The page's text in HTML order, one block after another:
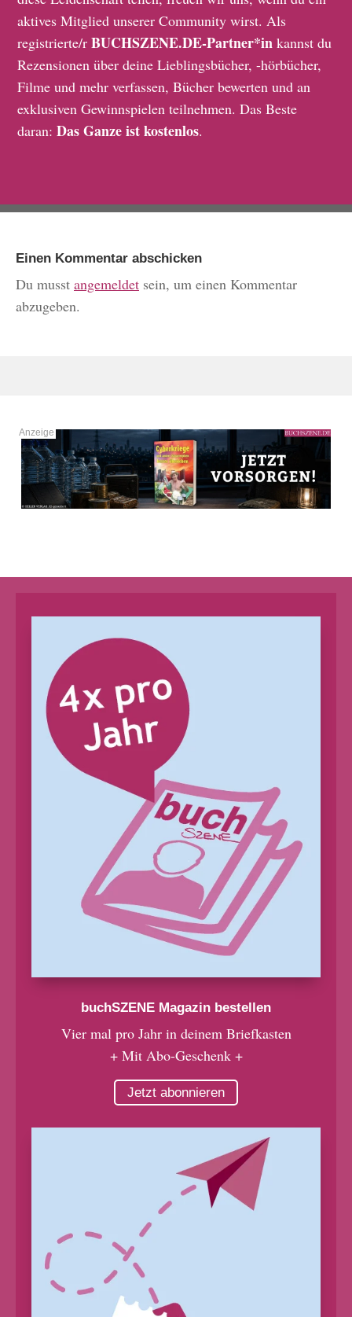
aktives Mitglied unserer Community wirst. Als
registrierte/rBUCHSZENE.DE-Partner*in kannst du
Rezensionen über deine Lieblingsbücher, -hörbücher,
Filme und mehr verfassen, Bücher bewerten und an
exklusiven Gewinnspielen teilnehmen. Das Beste
daran:Das Ganze ist kostenlos.
Einen Kommentar abschicken
Du musst angemeldet sein, um einen Kommentar
abzugeben.
buchSZENE Magazin bestellen
Vier mal pro Jahr in deinem Briefkasten
+ Mit Abo-Geschenk +
Jetzt abonnieren